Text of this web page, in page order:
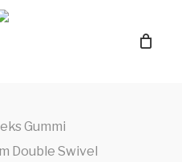
Gummi
Double Swivel